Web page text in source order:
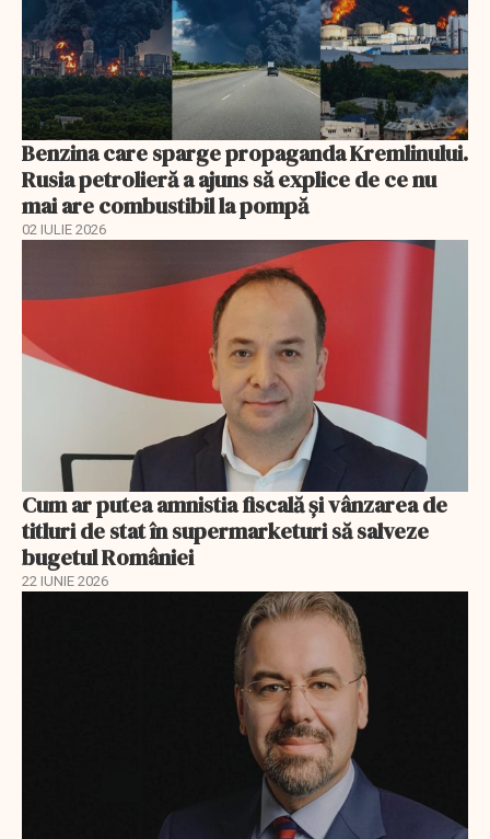
Benzina care sparge propaganda Kremlinului.
Rusia petrolieră a ajuns să explice de ce nu
mai are combustibil la pompă
02 IULIE 2026
Cum ar putea amnistia fiscală și vânzarea de
titluri de stat în supermarketuri să salveze
bugetul României
22 IUNIE 2026